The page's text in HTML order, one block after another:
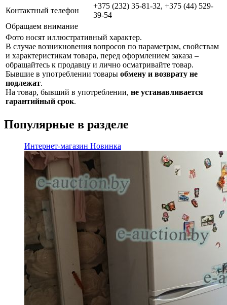
Контактный телефон
+375 (232) 35-81-32, +375 (44) 529-
39-54
Обращаем внимание
Фото носят иллюстративный характер.
В случае возникновения вопросов по параметрам, свойствам
и характеристикам товара, перед оформлением заказа –
обращайтесь к продавцу и лично осматривайте товар.
Бывшие в употреблении товары обмену и возврату не
подлежат.
На товар, бывший в употреблении, не устанавливается
гарантийный срок.
Популярные в разделе
Интернет-магазин Новинка